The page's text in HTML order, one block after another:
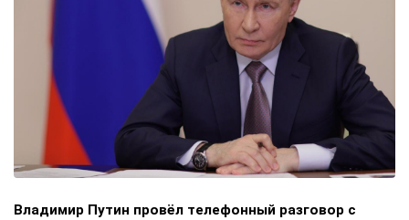
Владимир Путин провёл телефонный разговор с